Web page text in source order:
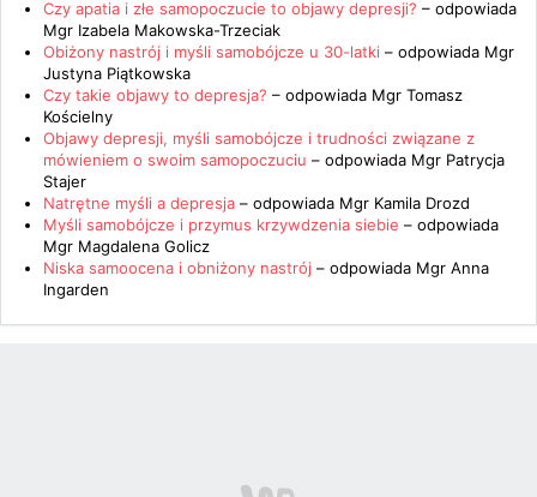
Czy apatia i złe samopoczucie to objawy depresji? – odpowiada
Mgr Izabela Makowska-Trzeciak
Obiżony nastrój i myśli samobójcze u 30-latki – odpowiada Mgr
Justyna Piątkowska
Czy takie objawy to depresja? – odpowiada Mgr Tomasz
Kościelny
Objawy depresji, myśli samobójcze i trudności związane z
mówieniem o swoim samopoczuciu – odpowiada Mgr Patrycja
Stajer
Natrętne myśli a depresja – odpowiada Mgr Kamila Drozd
Myśli samobójcze i przymus krzywdzenia siebie – odpowiada
Mgr Magdalena Golicz
Niska samoocena i obniżony nastrój – odpowiada Mgr Anna
Ingarden